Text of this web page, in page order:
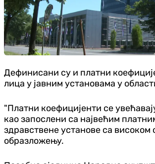
Дефинисани су и платни
лица у јавним установама у
"Платни коефицијенти се
као запослени са највећим
здравствене установе са високом
образложењу.